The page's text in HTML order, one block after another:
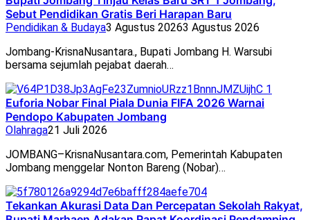
Sebut Pendidikan Gratis Beri Harapan Baru
Pendidikan & Budaya3 Agustus 20263 Agustus 2026
Jombang-KrisnaNusantara., Bupati Jombang H. Warsubi
bersama sejumlah pejabat daerah…
Euforia Nobar Final Piala Dunia FIFA 2026 Warnai
Pendopo Kabupaten Jombang
Olahraga21 Juli 2026
JOMBANG–KrisnaNusantara.com, Pemerintah Kabupaten
Jombang menggelar Nonton Bareng (Nobar)…
Tekankan Akurasi Data Dan Percepatan Sekolah Rakyat,